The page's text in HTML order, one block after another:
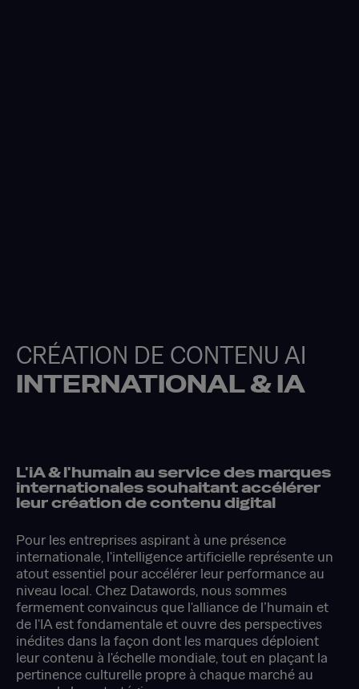
CRÉATION DE CONTENU AI
INTERNATIONAL & IA
L'iA & l'humain au service des marques
internationales souhaitant accélérer
leur création de contenu digital
Pour les entreprises aspirant à une présence
internationale, l'intelligence artificielle représente un
atout essentiel pour accélérer leur performance au
niveau local. Chez Datawords, nous sommes
fermement convaincus que l'alliance de l’humain et
de l'IA est fondamentale et ouvre des perspectives
inédites dans la façon dont les marques déploient
leur contenu à l'échelle mondiale, tout en plaçant la
pertinence culturelle propre à chaque marché au